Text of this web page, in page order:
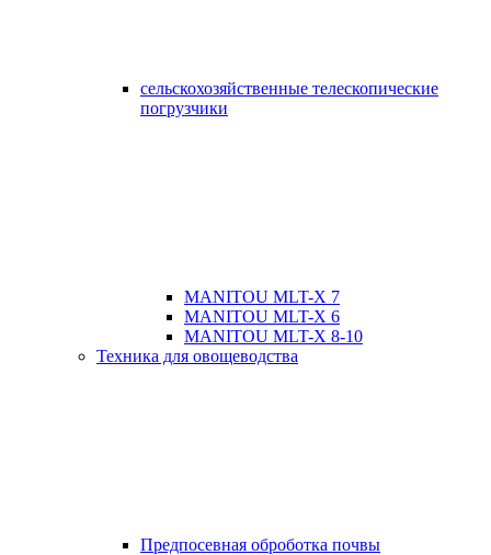
сельскохозяйственные телескопические
погрузчики
MANITOU MLT-X 7
MANITOU MLT-X 6
MANITOU MLT-X 8-10
Техника для овощеводства
Предпосевная оброботка почвы